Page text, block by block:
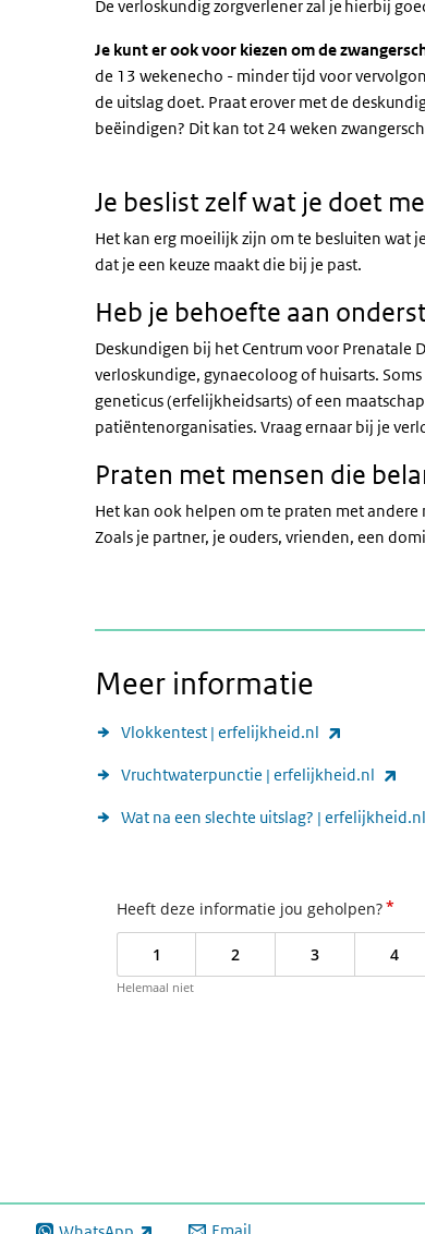
De verloskundig zorgverlener zal je hierbij
Je kunt er ook voor kiezen om de
de 13 wekenecho - minder tijd voor
de uitslag doet. Praat erover met de
beëindigen? Dit kan tot 24 weken
Je beslist zelf wat je doet
Het kan erg moeilijk zijn om te besluiten wat
dat je een keuze maakt die bij je past.
Heb je behoefte aan
Deskundigen bij het Centrum voor Prenatale
verloskundige, gynaecoloog of huisarts.
geneticus (erfelijkheidsarts) of een
patiëntenorganisaties. Vraag ernaar bij je
Praten met mensen die
Het kan ook helpen om te praten met
Zoals je partner, je ouders, vrienden, een
Meer informatie
Vlokkentest | erfelijkheid.nl
Vruchtwaterpunctie | erfelijkheid.nl
Wat na een slechte uitslag? | erfelijkheid.nl
Heeft deze informatie jou geholpen?*
1 2 3 4
Helemaal niet
Email